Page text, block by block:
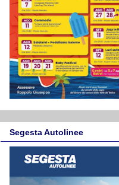
Segesta Autolinee